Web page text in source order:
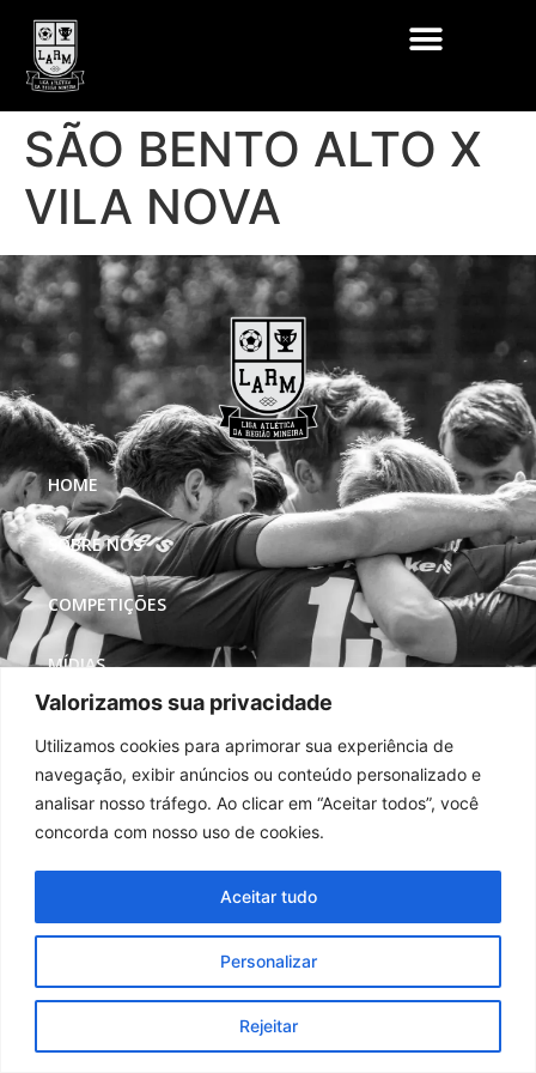
Valorizamos sua privacidade
Utilizamos cookies para aprimorar sua experiência de
navegação, exibir anúncios ou conteúdo personalizado e
analisar nosso tráfego. Ao clicar em “Aceitar todos”, você
concorda com nosso uso de cookies.
Personalizar
Rejeitar
Aceitar tudo
SÃO BENTO ALTO X
VILA NOVA
HOME
SOBRE NÓS
COMPETIÇÕES
MÍDIAS
REDES SOCIAIS